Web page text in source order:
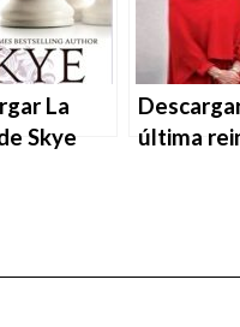
La
Skye
última